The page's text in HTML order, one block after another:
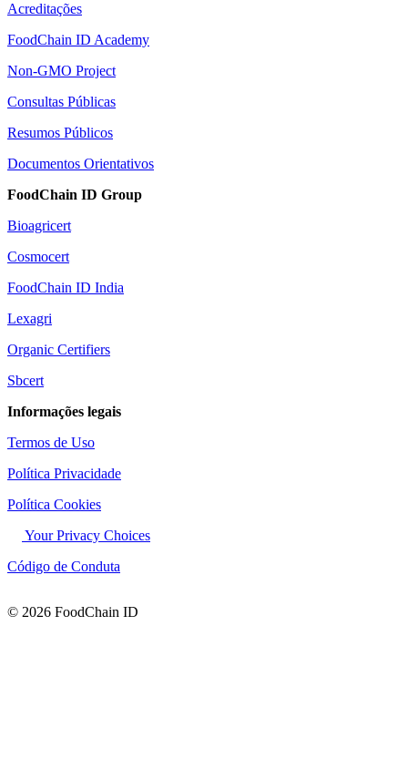
Acreditações
FoodChain ID Academy
Non-GMO Project
Consultas Públicas
Resumos Públicos
Documentos Orientativos
FoodChain ID Group
Bioagricert
Cosmocert
FoodChain ID India
Lexagri
Organic Certifiers
Sbcert
Informações legais
Termos de Uso
Política Privacidade
Política Cookies
Your Privacy Choices
Código de Conduta
© 2026 FoodChain ID